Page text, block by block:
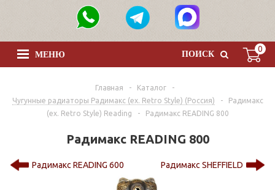
0
ПОИСК
МЕНЮ
Главная - Каталог
-
Чугунные радиаторы Радимакс (ex. Retro Style) (Россия)
-
Радимакс
(ex. Retro Style) Reading
- Радимакс READING 800
Радимакс READING 800
Радимакс READING 600 Радимакс SHEFFIELD